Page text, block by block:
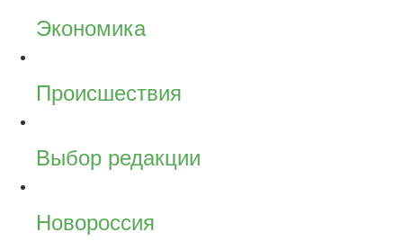
Экономика
Происшествия
Выбор редакции
Новороссия